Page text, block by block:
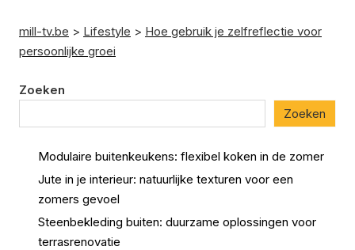
mill-tv.be > Lifestyle > Hoe gebruik je zelfreflectie voor
persoonlijke groei
Zoeken
Zoeken
Modulaire buitenkeukens: flexibel koken in de zomer
Jute in je interieur: natuurlijke texturen voor een
zomers gevoel
Steenbekleding buiten: duurzame oplossingen voor
terrasrenovatie